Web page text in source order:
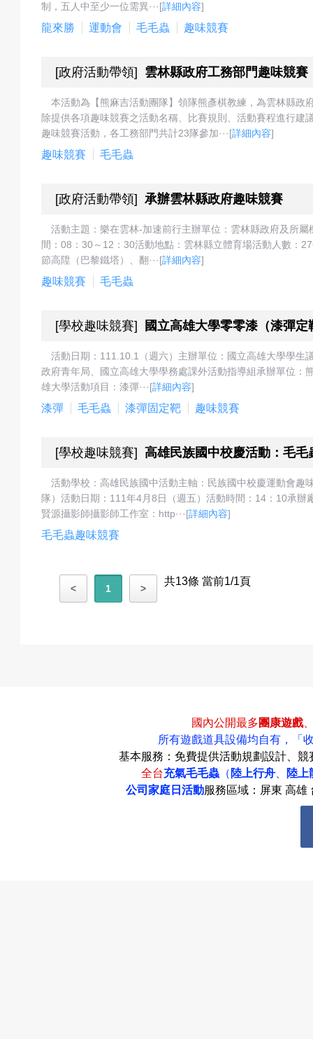
成
校
活
動
最
制，五人中至少一位需異···[詳細內容]
龍來勝 運動會 毛毛蟲 趣味競賽
[政府活動帶領] 雲林縣政府工務部門趣味競賽
本活動為【熊麻吉活動團隊】領隊熊彥棋教練，為雲林縣
除提供各項趣味競賽之活動名稱、比賽規則、活動賽程進行
趣味競賽活動，各工務部門共計23隊參加···[詳細內容]
趣味競賽 毛毛蟲
[政府活動帶領] 承辦雲林縣政府趣味競賽
活動主題：樂在雲林-加速前行主辦單位：雲林縣政府及所
間：08：30～12：30活動地點：雲林縣立體育場活動人數：
節高陞（巴黎鐵塔）、翻···[詳細內容]
趣味競賽 毛毛蟲
[學校趣味競賽] 國立高雄大學零零漆（漆彈
活動日期：111.10.1（週六）主辦單位：國立高雄大學學生
政府青年局、國立高雄大學學務處課外活動指導組承辦單位
雄大學活動項目：漆彈···[詳細內容]
漆彈 毛毛蟲 漆彈固定靶 趣味競賽
[學校趣味競賽] 高雄民族國中校慶活動：毛毛
活動學校：高雄民族國中活動主軸：民族國中校慶運動會
隊）活動日期：111年4月8日（週五）活動時間：14：10承
賢源攝影師攝影師工作室：http···[詳細內容]
毛毛蟲趣味競賽
< 1 >
共13條 當前1/1頁
國內公開最多團康遊戲
所有遊戲道具設備均自有，
「
基本服務：免費提供活動規劃設計、
全台充氣毛毛蟲 （ 陸上行舟
陸上
公司家庭日活動服務區域：屏東 高雄